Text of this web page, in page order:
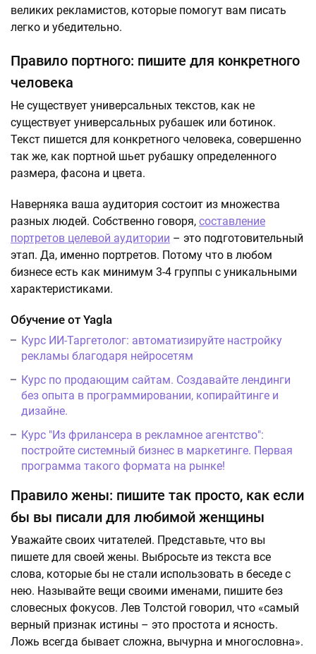
великих рекламистов, которые помогут вам писать
легко и убедительно.
Правило портного: пишите для конкретного
человека
Не существует универсальных текстов, как не
существует универсальных рубашек или ботинок.
Текст пишется для конкретного человека, совершенно
так же, как портной шьет рубашку определенного
размера, фасона и цвета.
Наверняка ваша аудитория состоит из множества
разных людей. Собственно говоря, составление
портретов целевой аудитории – это подготовительный
этап. Да, именно портретов. Потому что в любом
бизнесе есть как минимум 3-4 группы с уникальными
характеристиками.
Обучение от Yagla
Курс ИИ-Таргетолог: автоматизируйте настройку
рекламы благодаря нейросетям
Курс по продающим сайтам. Создавайте лендинги
без опыта в программировании, копирайтинге и
дизайне.
Курс "Из фрилансера в рекламное агентство":
постройте системный бизнес в маркетинге. Первая
программа такого формата на рынке!
Правило жены: пишите так просто, как если
бы вы писали для любимой женщины
Уважайте своих читателей. Представьте, что вы
пишете для своей жены. Выбросьте из текста все
слова, которые бы не стали использовать в беседе с
нею. Называйте вещи своими именами, пишите без
словесных фокусов. Лев Толстой говорил, что «самый
верный признак истины – это простота и ясность.
Ложь всегда бывает сложна, вычурна и многословна».